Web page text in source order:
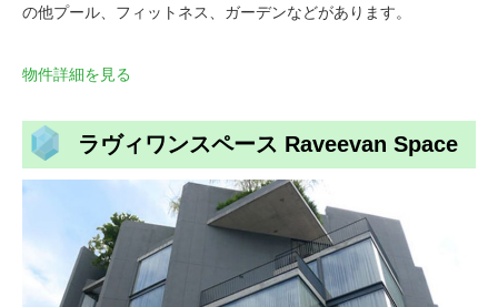
の他プール、フィットネス、ガーデンなどがあります。
物件詳細を見る
ラヴィワンスペース Raveevan Space